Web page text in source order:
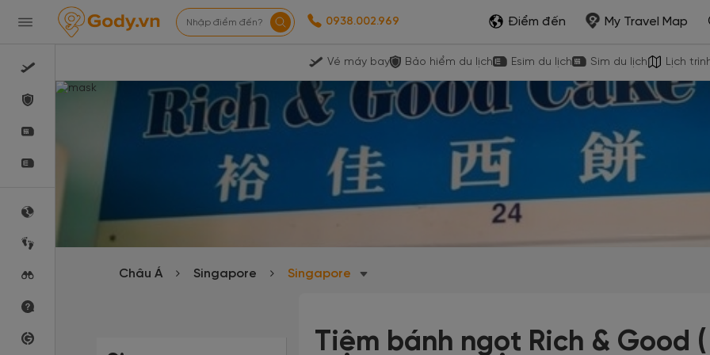
Nhập điểm đến? 0938.002.969 Điểm đến My Travel Map
Vé máy bay Bảo hiểm du lịch Esim du lịch Sim du lịch Lịch
Châu Á Singapore Singapore
Tiệm bánh ngọt Rich & Good